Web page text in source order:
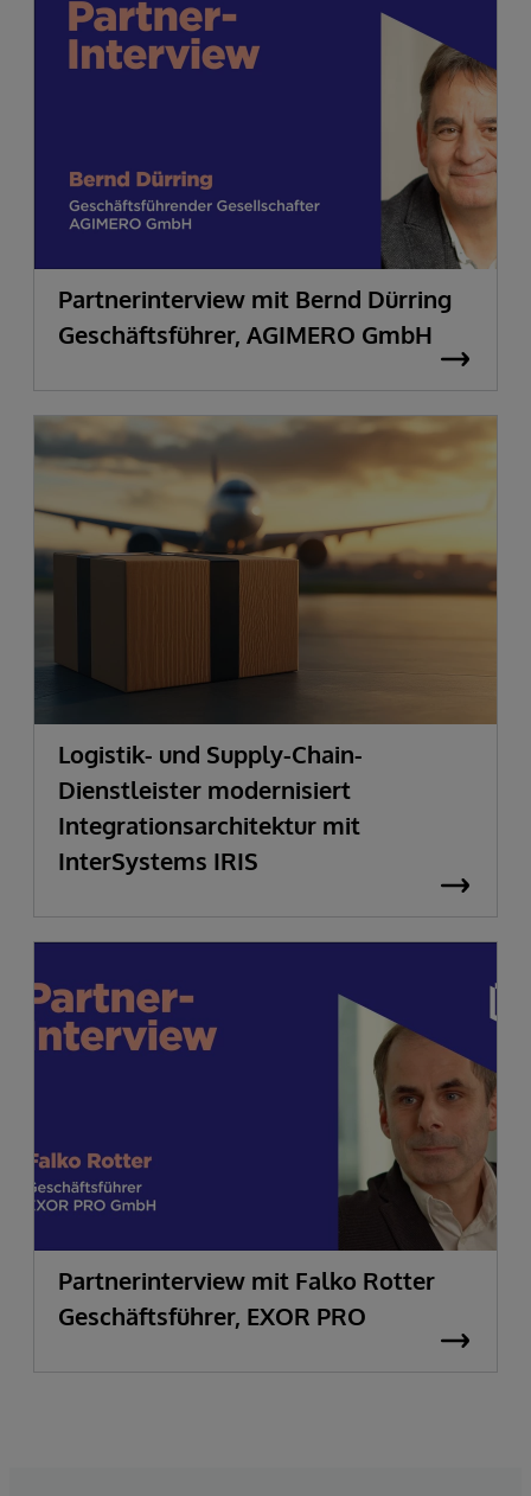
Partnerinterview mit Bernd Dürring
Geschäftsführer, AGIMERO GmbH
Logistik- und Supply-Chain-
Dienstleister modernisiert
Integrationsarchitektur mit
InterSystems IRIS
Partnerinterview mit Falko Rotter
Geschäftsführer, EXOR PRO